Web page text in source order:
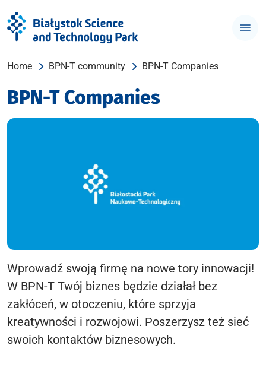
Home BPN-T community BPN-T Companies
BPN-T Companies
Wprowadź swoją firmę na nowe tory innowacji!
W BPN-T Twój biznes będzie działał bez
zakłóceń, w otoczeniu, które sprzyja
kreatywności i rozwojowi. Poszerzysz też sieć
swoich kontaktów biznesowych.